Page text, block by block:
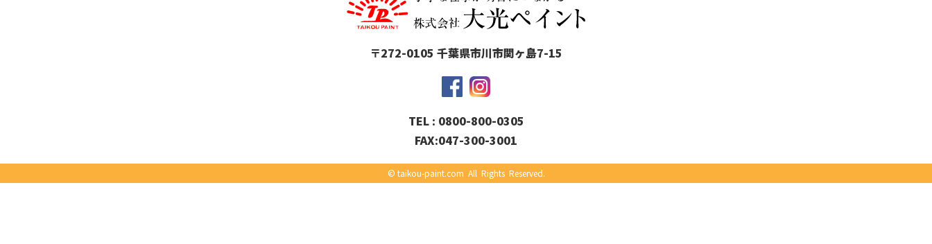
〒272-0105 千葉県市川市関ヶ島7-15
TEL : 0800-800-0305
FAX:047-300-3001
© taikou-paint.com All Rights Reserved.